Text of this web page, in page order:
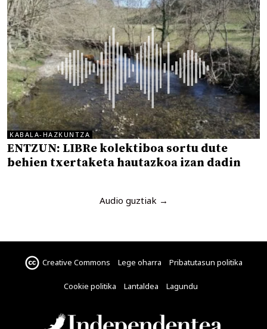
KABALA-HAZKUNTZA
ENTZUN: LIBRe kolektiboa sortu dute
behien txertaketa hautazkoa izan dadin
Audio guztiak →
Creative Commons Lege oharra Pribatutasun politika
Cookie politika Lantaldea Lagundu